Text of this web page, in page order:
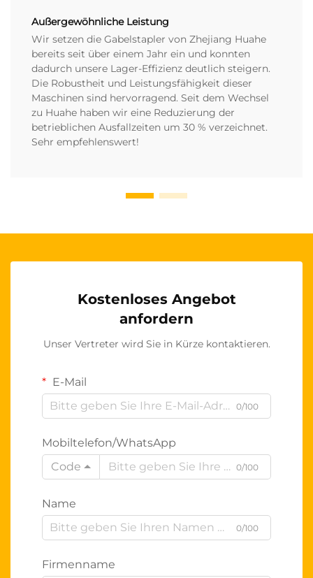
Außergewöhnliche Leistung
Wir setzen die Gabelstapler von Zhejiang Huahe
bereits seit über einem Jahr ein und konnten
dadurch unsere Lager-Effizienz deutlich steigern.
Die Robustheit und Leistungsfähigkeit dieser
Maschinen sind hervorragend. Seit dem Wechsel
zu Huahe haben wir eine Reduzierung der
betrieblichen Ausfallzeiten um 30 % verzeichnet.
Sehr empfehlenswert!
Kostenloses Angebot
anfordern
Unser Vertreter wird Sie in Kürze kontaktieren.
E-Mail
0/100
Mobiltelefon/WhatsApp
Code
0/100
Name
0/100
Firmenname